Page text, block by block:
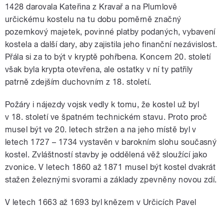
1428 darovala Kateřina z Kravař a na Plumlově
určickému kostelu na tu dobu poměrně značný
pozemkový majetek, povinné platby podaných, vybavení
kostela a další dary, aby zajistila jeho finanční nezávislost.
Přála si za to být v kryptě pohřbena. Koncem 20. století
však byla krypta otevřena, ale ostatky v ní ty patřily
patrně zdejším duchovním z 18. století.
Požáry i nájezdy vojsk vedly k tomu, že kostel už byl
v 18. století ve špatném technickém stavu. Proto proč
musel být ve 20. letech stržen a na jeho místě byl v
letech 1727 – 1734 vystavěn v barokním slohu současný
kostel. Zvláštností stavby je oddělená věž sloužící jako
zvonice. V letech 1860 až 1871 musel být kostel dvakrát
stažen železnými svorami a základy zpevněny novou zdí.
V letech 1663 až 1693 byl knězem v Určicích Pavel